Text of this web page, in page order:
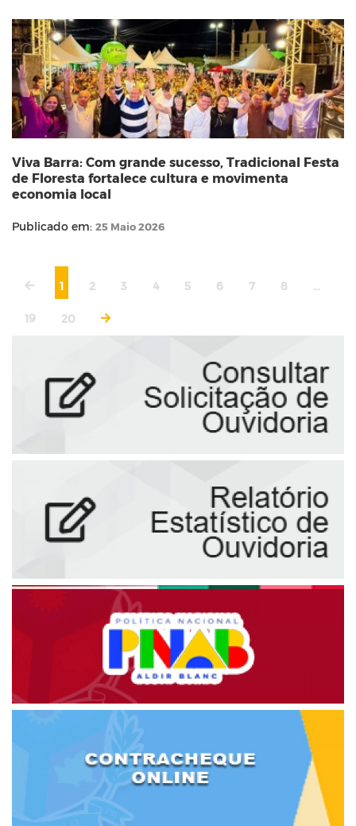
Viva Barra: Com grande sucesso, Tradicional Festa
de Floresta fortalece cultura e movimenta
economia local
Publicado em: 25 Maio 2026
1 2 3 4 5 6 7 8 ...
19 20